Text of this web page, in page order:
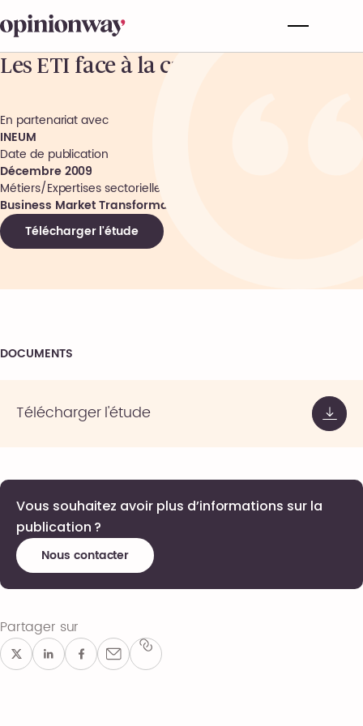
Les ETI face à la crise
En partenariat avec
INEUM
Date de publication
Décembre 2009
Métiers/Expertises sectorielles
Business Market Transformation
Télécharger l'étude
DOCUMENTS
Télécharger l'étude
Vous souhaitez avoir plus d’informations sur la
publication ?
Nous contacter
Partager sur